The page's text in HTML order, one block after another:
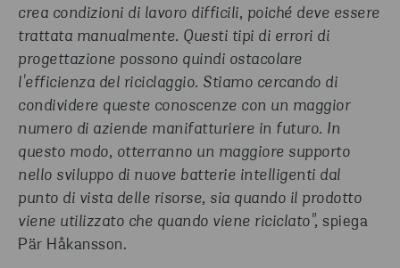
crea condizioni di lavoro difficili, poiché deve essere
trattata manualmente. Questi tipi di errori di
progettazione possono quindi ostacolare
l'efficienza del riciclaggio. Stiamo cercando di
condividere queste conoscenze con un maggior
numero di aziende manifatturiere in futuro. In
questo modo, otterranno un maggiore supporto
nello sviluppo di nuove batterie intelligenti dal
punto di vista delle risorse, sia quando il prodotto
viene utilizzato che quando viene riciclato", spiega
Pär Håkansson.